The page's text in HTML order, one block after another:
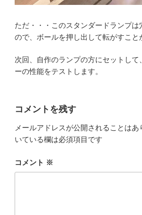
ただ・・・このスタンダードランプは
ので、ボールを押し出して転がすこと
次回、自作のランプの方にセットして
ーの性能をテストします。
コメントを残す
メールアドレスが公開されることはあ
いている欄は必須項目です
コメント ※